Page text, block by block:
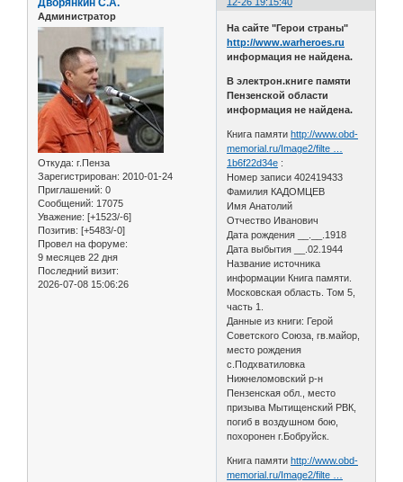
Администратор
Откуда: г.Пенза
Зарегистрирован: 2010-01-24
Приглашений: 0
Сообщений: 17075
Уважение: [+1523/-6]
Позитив: [+5483/-0]
Провел на форуме:
9 месяцев 22 дня
Последний визит:
2026-07-08 15:06:26
На сайте "Герои страны"
http://www.warheroes.ru
информация не найдена.
В электрон.книге памяти
Пензенской области
информация не найдена.
Книга памяти http://www.obd-
memorial.ru/Image2/filte …
1b6f22d34e :
Номер записи 402419433
Фамилия КАДОМЦЕВ
Имя Анатолий
Отчество Иванович
Дата рождения __.__.1918
Дата выбытия __.02.1944
Название источника
информации Книга памяти.
Московская область. Том 5,
часть 1.
Данные из книги: Герой
Советского Союза, гв.майор,
место рождения
с.Подхватиловка
Нижнеломовский р-н
Пензенская обл., место
призыва Мытищенский РВК,
погиб в воздушном бою,
похоронен г.Бобруйск.
Книга памяти http://www.obd-
memorial.ru/Image2/filte …